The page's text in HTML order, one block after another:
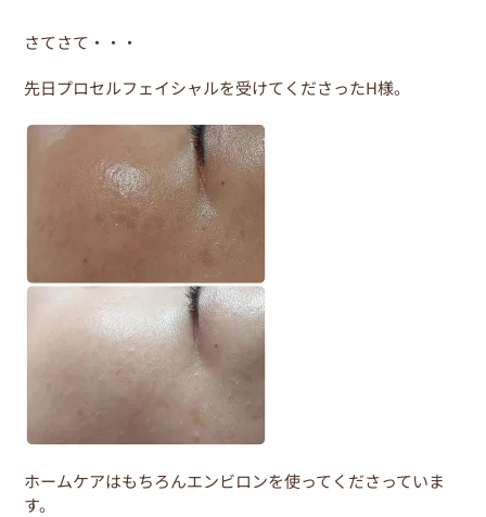
さてさて・・・
先日プロセルフェイシャルを受けてくださったH様。
ホームケアはもちろんエンビロンを使ってくださっていま
す。